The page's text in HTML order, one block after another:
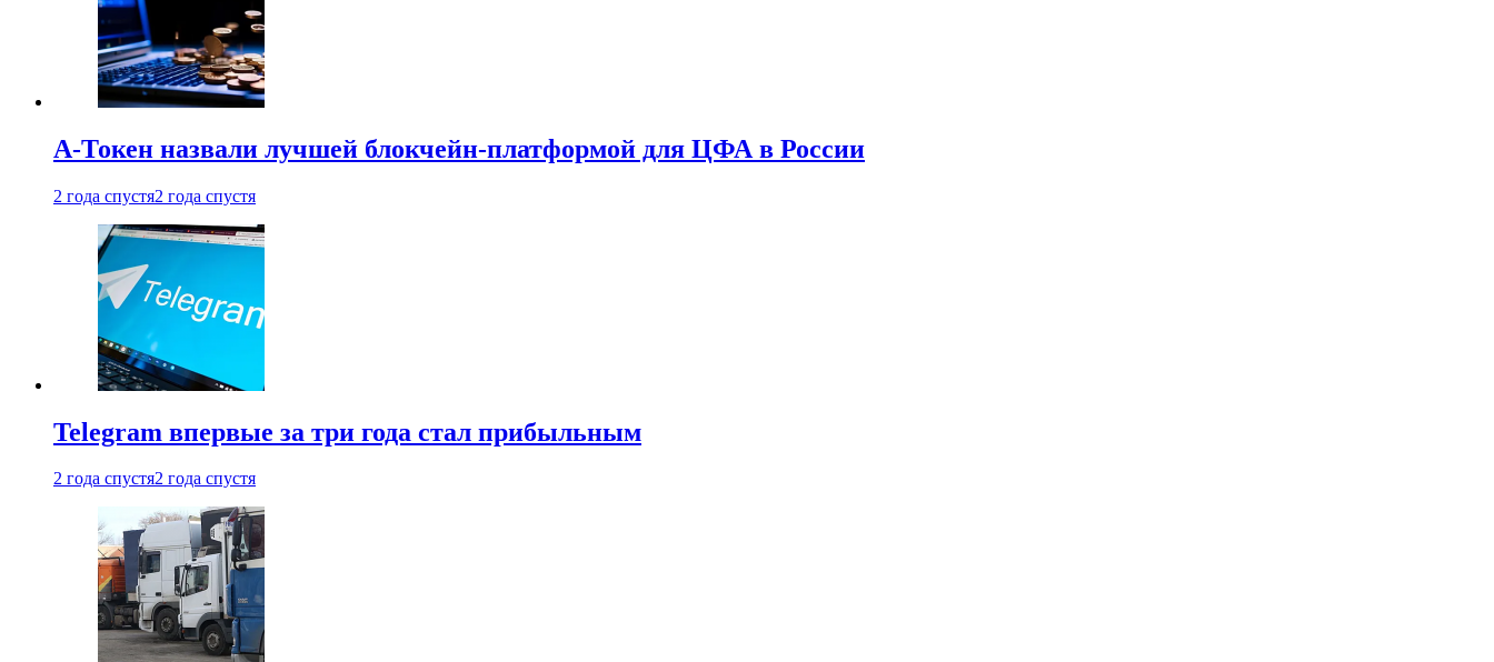
А-Токен назвали лучшей блокчейн-платформой для ЦФА в России
2 года спустя2 года спустя
Telegram впервые за три года стал прибыльным
2 года спустя2 года спустя